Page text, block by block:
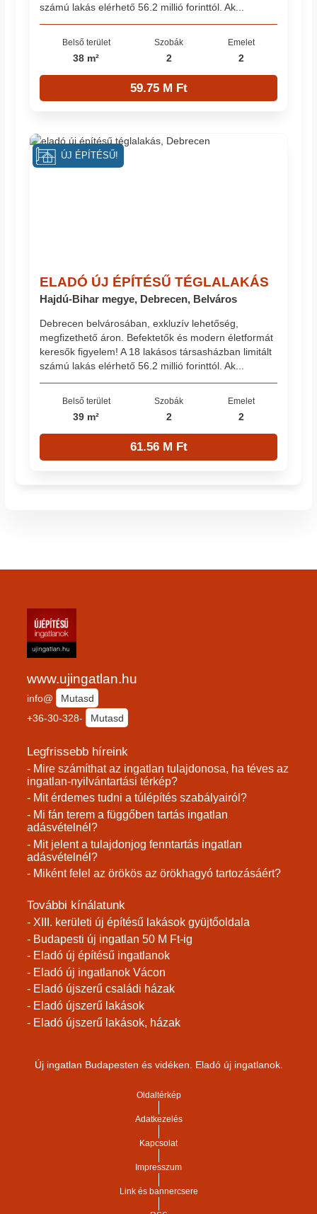
számú lakás elérhető 56.2 millió forinttól. Ak...
Belső terület
38 m²
Szobák
2
Emelet
2
59.75 M Ft
ELADÓ ÚJ ÉPÍTÉSŰ TÉGLALAKÁS
Hajdú-Bihar megye, Debrecen, Belváros
Debrecen belvárosában, exkluzív lehetőség,
megfizethető áron. Befektetők és modern életformát
keresők figyelem! A 18 lakásos társasházban limitált
számú lakás elérhető 56.2 millió forinttól. Ak...
Belső terület
39 m²
Szobák
2
Emelet
2
61.56 M Ft
ÚJ ÉPÍTÉSŰ!
www.ujingatlan.hu
info@
Mutasd
+36-30-328-
Mutasd
Legfrissebb híreink
- Mire számíthat az ingatlan tulajdonosa, ha téves az
ingatlan-nyilvántartási térkép?
- Mit érdemes tudni a túlépítés szabályairól?
- Mi fán terem a függőben tartás ingatlan
adásvételnél?
- Mit jelent a tulajdonjog fenntartás ingatlan
adásvételnél?
- Miként felel az örökös az örökhagyó tartozásáért?
További kínálatunk
- XIII. kerületi új építésű lakások gyüjtőoldala
- Budapesti új ingatlan 50 M Ft-ig
- Eladó új építésű ingatlanok
- Eladó új ingatlanok Vácon
- Eladó újszerű családi házak
- Eladó újszerű lakások
- Eladó újszerű lakások, házak
Új ingatlan Budapesten és vidéken. Eladó új ingatlanok.
Oldaltérkép
Adatkezelés
Kapcsolat
Impresszum
Link és bannercsere